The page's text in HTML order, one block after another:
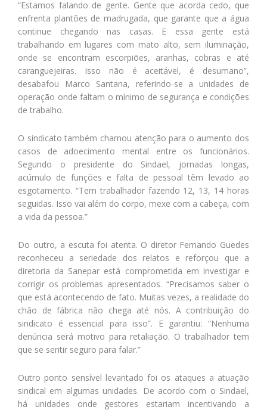
“Estamos falando de gente. Gente que acorda cedo, que
enfrenta plantões de madrugada, que garante que a água
continue chegando nas casas. E essa gente está
trabalhando em lugares com mato alto, sem iluminação,
onde se encontram escorpiões, aranhas, cobras e até
caranguejeiras. Isso não é aceitável, é desumano”,
desabafou Marco Santana, referindo-se a unidades de
operação onde faltam o mínimo de segurança e condições
de trabalho.
O sindicato também chamou atenção para o aumento dos
casos de adoecimento mental entre os funcionários.
Segundo o presidente do Sindael, jornadas longas,
acúmulo de funções e falta de pessoal têm levado ao
esgotamento. “Tem trabalhador fazendo 12, 13, 14 horas
seguidas. Isso vai além do corpo, mexe com a cabeça, com
a vida da pessoa.”
Do outro, a escuta foi atenta. O diretor Fernando Guedes
reconheceu a seriedade dos relatos e reforçou que a
diretoria da Sanepar está comprometida em investigar e
corrigir os problemas apresentados. “Precisamos saber o
que está acontecendo de fato. Muitas vezes, a realidade do
chão de fábrica não chega até nós. A contribuição do
sindicato é essencial para isso”. E garantiu: “Nenhuma
denúncia será motivo para retaliação. O trabalhador tem
que se sentir seguro para falar.”
Outro ponto sensível levantado foi os ataques a atuação
sindical em algumas unidades. De acordo com o Sindael,
há unidades onde gestores estariam incentivando a